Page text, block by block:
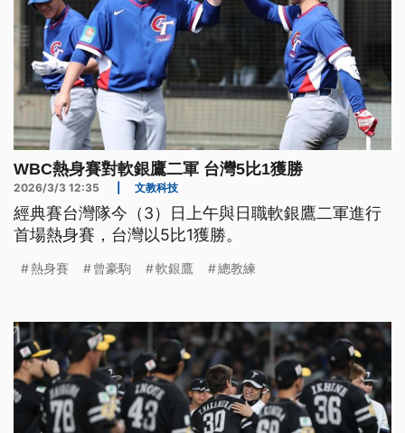
WBC熱身賽對軟銀鷹二軍 台灣5比1獲勝
2026/3/3 12:35 文教科技
經典賽台灣隊今（3）日上午與日職軟銀鷹二軍進行
首場熱身賽，台灣以5比1獲勝。
熱身賽 曾豪駒 軟銀鷹 總教練